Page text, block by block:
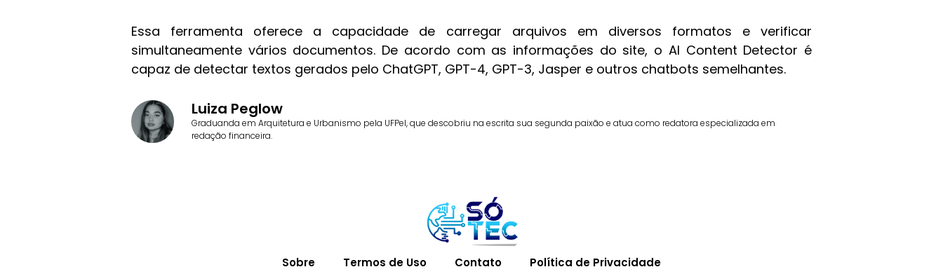
Essa ferramenta oferece a capacidade de carregar arquivos em diversos formatos e verificar
simultaneamente vários documentos. De acordo com as informações do site, o AI Content Detector é
capaz de detectar textos gerados pelo ChatGPT, GPT-4, GPT-3, Jasper e outros chatbots semelhantes.
Luiza Peglow
Graduanda em Arquitetura e Urbanismo pela UFPel, que descobriu na escrita sua segunda paixão e atua como redatora especializada em
redação financeira.
Sobre Termos de Uso Contato Política de Privacidade